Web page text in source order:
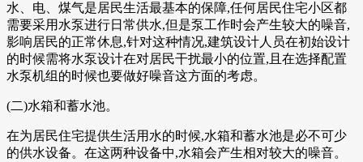
水、电、煤气是居民生活最基本的保障,任何居民住宅小区都
需要采用水泵进行日常供水,但是泵工作时会产生较大的噪音,
影响居民的正常休息,针对这种情况,建筑设计人员在初始设计
的时候需将水泵设计在对居民干扰最小的位置,且在选择配置
水泵机组的时候也要做好噪音这方面的考虑。
(二)水箱和蓄水池。
在为居民住宅提供生活用水的时候,水箱和蓄水池是必不可少
的供水设备。在这两种设备中,水箱会产生相对较大的噪音。